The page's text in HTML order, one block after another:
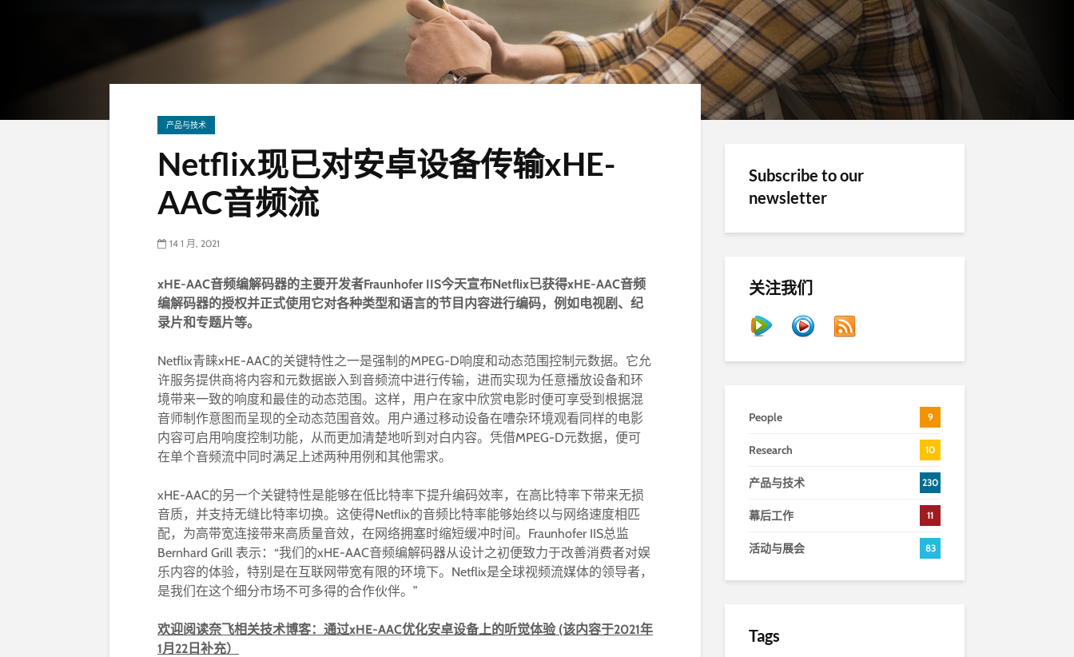
产品与技术
Netflix现已对安卓设备传输xHE-
AAC音频流
14 1 月, 2021
xHE-AAC音频编解码器的主要开发者Fraunhofer IIS今天宣布Netflix已获得xHE-AAC音频
编解码器的授权并正式使用它对各种类型和语言的节目内容进行编码，例如电视剧、纪
录片和专题片等。
Netflix青睐xHE-AAC的关键特性之一是强制的MPEG-D响度和动态范围控制元数据。它允
许服务提供商将内容和元数据嵌入到音频流中进行传输，进而实现为任意播放设备和环
境带来一致的响度和最佳的动态范围。这样，用户在家中欣赏电影时便可享受到根据混
音师制作意图而呈现的全动态范围音效。用户通过移动设备在嘈杂环境观看同样的电影
内容可启用响度控制功能，从而更加清楚地听到对白内容。凭借MPEG-D元数据，便可
在单个音频流中同时满足上述两种用例和其他需求。
xHE-AAC的另一个关键特性是能够在低比特率下提升编码效率，在高比特率下带来无损
音质，并支持无缝比特率切换。这使得Netflix的音频比特率能够始终以与网络速度相匹
配，为高带宽连接带来高质量音效，在网络拥塞时缩短缓冲时间。Fraunhofer IIS总监
Bernhard Grill 表示：“我们的xHE-AAC音频编解码器从设计之初便致力于改善消费者对娱
乐内容的体验，特别是在互联网带宽有限的环境下。Netflix是全球视频流媒体的领导者，
是我们在这个细分市场不可多得的合作伙伴。”
欢迎阅读奈飞相关技术博客：通过xHE-AAC优化安卓设备上的听觉体验 (该内容于2021年
1月22日补充）
Subscribe to our
newsletter
关注我们
People 9
Research 10
产品与技术 230
幕后工作 11
活动与展会 83
Tags